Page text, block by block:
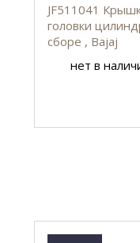
JF511041
головки
сборе , Bajaj
нет в